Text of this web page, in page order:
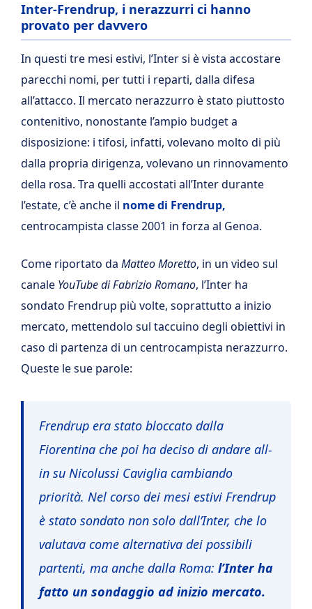
Inter-Frendrup, i nerazzurri ci hanno
provato per davvero
In questi tre mesi estivi, l’Inter si è vista accostare
parecchi nomi, per tutti i reparti, dalla difesa
all’attacco. Il mercato nerazzurro è stato piuttosto
contenitivo, nonostante l’ampio budget a
disposizione: i tifosi, infatti, volevano molto di più
dalla propria dirigenza, volevano un rinnovamento
della rosa. Tra quelli accostati all’Inter durante
l’estate, c’è anche il nome di Frendrup,
centrocampista classe 2001 in forza al Genoa.
Come riportato da Matteo Moretto, in un video sul
canale YouTube di Fabrizio Romano, l’Inter ha
sondato Frendrup più volte, soprattutto a inizio
mercato, mettendolo sul taccuino degli obiettivi in
caso di partenza di un centrocampista nerazzurro.
Queste le sue parole:
Frendrup era stato bloccato dalla
Fiorentina che poi ha deciso di andare all-
in su Nicolussi Caviglia cambiando
priorità. Nel corso dei mesi estivi Frendrup
è stato sondato non solo dall’Inter, che lo
valutava come alternativa dei possibili
partenti, ma anche dalla Roma: l’Inter ha
fatto un sondaggio ad inizio mercato.